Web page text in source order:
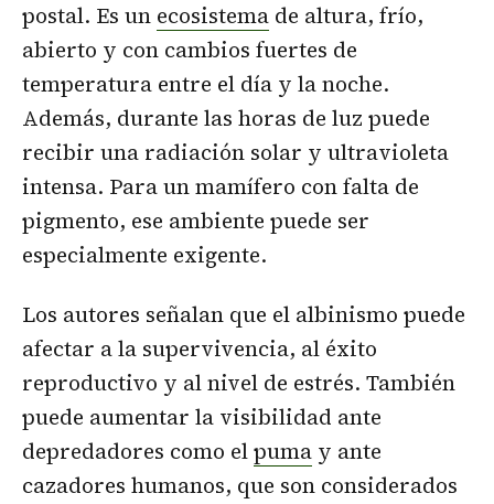
postal. Es un ecosistema de altura, frío,
abierto y con cambios fuertes de
temperatura entre el día y la noche.
Además, durante las horas de luz puede
recibir una radiación solar y ultravioleta
intensa. Para un mamífero con falta de
pigmento, ese ambiente puede ser
especialmente exigente.
Los autores señalan que el albinismo puede
afectar a la supervivencia, al éxito
reproductivo y al nivel de estrés. También
puede aumentar la visibilidad ante
depredadores como elpuma y ante
cazadores humanos, que son considerados